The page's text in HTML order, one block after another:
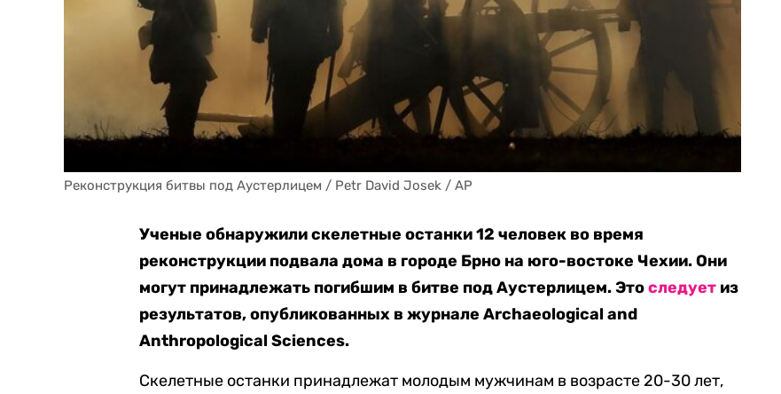
Реконструкция битвы под Аустерлицем / Petr David Josek / AP
Ученые обнаружили скелетные останки 12 человек во время
реконструкции подвала дома в городе Брно на юго-востоке Чехии. Они
могут принадлежать погибшим в битве под Аустерлицем. Этоследует из
результатов, опубликованных в журнале Archaeological and
Anthropological Sciences.
Скелетные останки принадлежат молодым мужчинам в возрасте 20-30 лет,